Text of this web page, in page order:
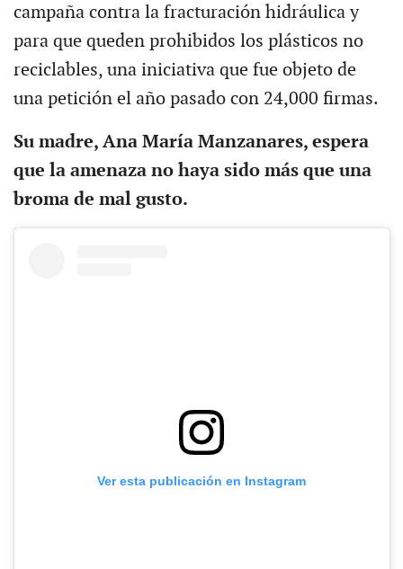
campaña contra la fracturación hidráulica y
para que queden prohibidos los plásticos no
reciclables, una iniciativa que fue objeto de
una petición el año pasado con 24,000 firmas.
Su madre, Ana María Manzanares, espera
que la amenaza no haya sido más que una
broma de mal gusto.
Ver esta publicación en Instagram